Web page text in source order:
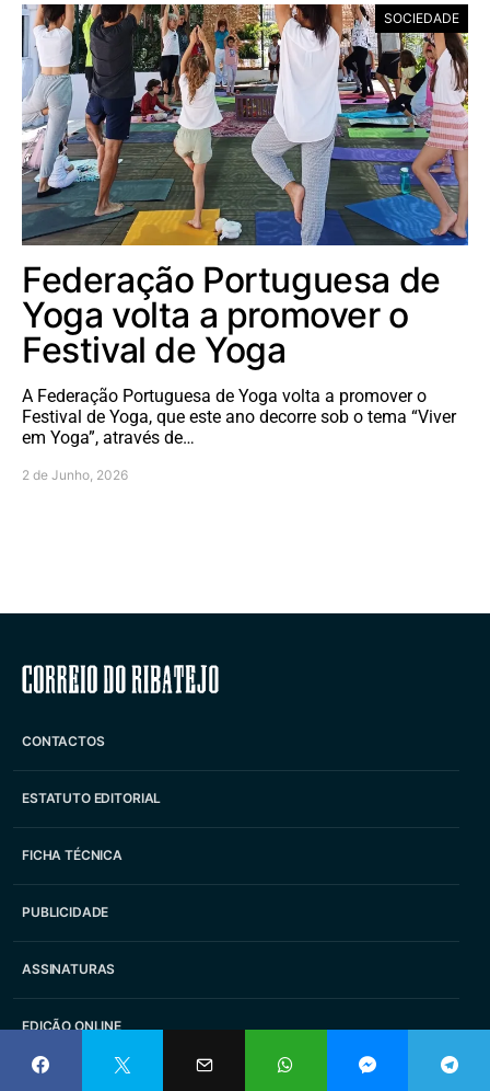
SOCIEDADE
Federação Portuguesa de
Yoga volta a promover o
Festival de Yoga
A Federação Portuguesa de Yoga volta a promover o
Festival de Yoga, que este ano decorre sob o tema “Viver
em Yoga”, através de…
2 de Junho, 2026
Correio do Ribatejo
CONTACTOS
ESTATUTO EDITORIAL
FICHA TÉCNICA
PUBLICIDADE
ASSINATURAS
EDIÇÃO ONLINE